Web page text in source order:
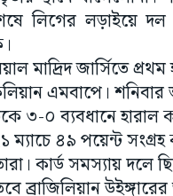
লিগের লড়াইয়ে
মাদ্রিদ জার্সিতে প্রথম
এমবাপে। শনিবার
৩-০ ব্যবধানে হারাল
ম্যাচে ৪৯ পয়েন্ট
কার্ড সমস্যায় দলে
ব্রাজিলিয়ান